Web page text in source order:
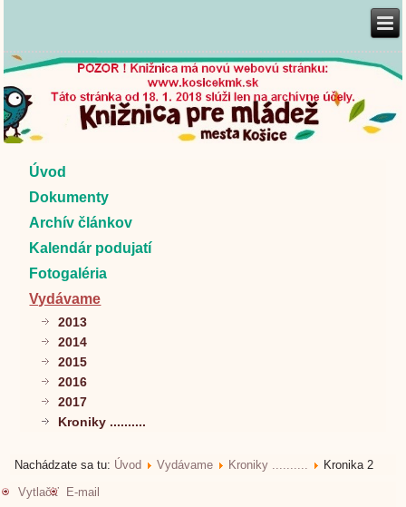
Úvod
Dokumenty
Archív článkov
Kalendár podujatí
Fotogaléria
Vydávame
2013
2014
2015
2016
2017
Kroniky ..........
Nachádzate sa tu: Úvod Vydávame Kroniky ..........
Kronika 2
Vytlačiť
E-mail